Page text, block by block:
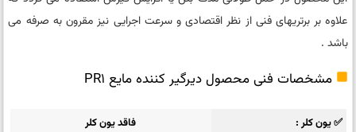
علاوه بر برتریهای فنی از نظر اقتصادی و سرعت اجرایی نیز مقرون به صرفه می
باشد .
مشخصات فنی محصول دیرگیر کننده مایع PR1
✅ یون کلر فاقد یون کلر